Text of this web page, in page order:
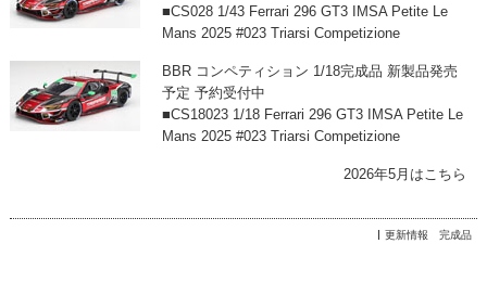
■CS028 1/43 Ferrari 296 GT3 IMSA Petite Le
Mans 2025 #023 Triarsi Competizione
BBR コンペティション 1/18完成品 新製品発売
予定 予約受付中
■CS18023 1/18 Ferrari 296 GT3 IMSA Petite Le
Mans 2025 #023 Triarsi Competizione
2026年5月はこちら
更新情報 完成品